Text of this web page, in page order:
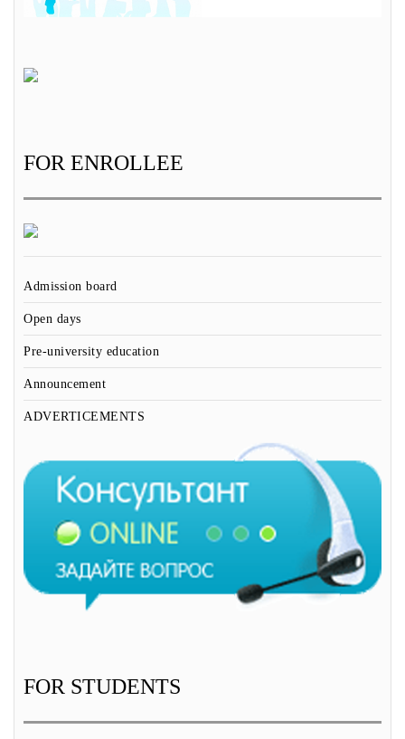
FOR ENROLLEE
Admission board
Open days
Pre-university education
Announcement
ADVERTICEMENTS
FOR STUDENTS